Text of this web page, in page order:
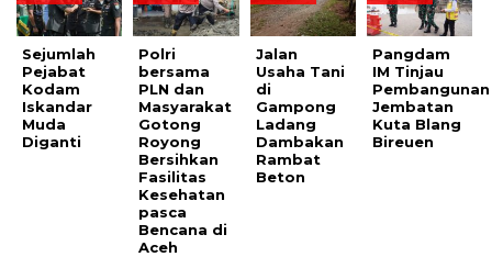
Sejumlah
Pejabat
Kodam
Iskandar
Muda
Diganti
Polri
bersama
PLN dan
Masyarakat
Gotong
Royong
Bersihkan
Fasilitas
Kesehatan
pasca
Bencana di
Aceh
Jalan
Usaha Tani
di
Gampong
Ladang
Dambakan
Rambat
Beton
Pangdam
IM Tinjau
Pembangunan
Jembatan
Kuta Blang
Bireuen